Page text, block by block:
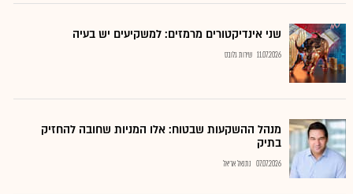
שני אינדיקטורים מרמזים: למשקיעים יש בעיה
11.07.2026 שירות גלובס
מנהל ההשקעות שבטוח: אלו המניות שחובה להחזיק
בתיק
07.07.2026 נתנאל אריאל